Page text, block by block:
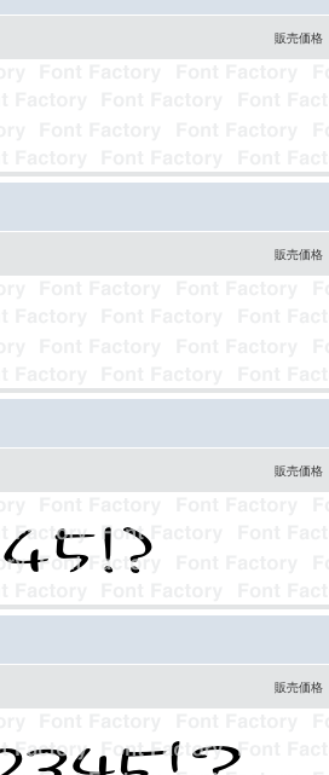
販売価格
販売価格
販売価格
販売価格